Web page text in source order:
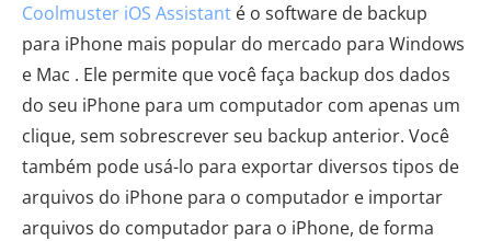
Coolmuster iOS Assistant é o software de backup
para iPhone mais popular do mercado para Windows
e Mac . Ele permite que você faça backup dos dados
do seu iPhone para um computador com apenas um
clique, sem sobrescrever seu backup anterior. Você
também pode usá-lo para exportar diversos tipos de
arquivos do iPhone para o computador e importar
arquivos do computador para o iPhone, de forma